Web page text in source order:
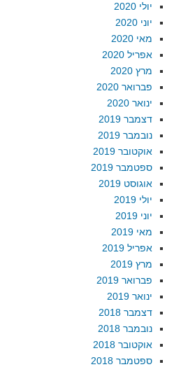
יולי 2020
יוני 2020
מאי 2020
אפריל 2020
מרץ 2020
פברואר 2020
ינואר 2020
דצמבר 2019
נובמבר 2019
אוקטובר 2019
ספטמבר 2019
אוגוסט 2019
יולי 2019
יוני 2019
מאי 2019
אפריל 2019
מרץ 2019
פברואר 2019
ינואר 2019
דצמבר 2018
נובמבר 2018
אוקטובר 2018
ספטמבר 2018